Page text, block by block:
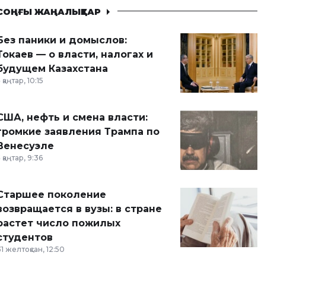
ЖАҢАЛЫҚТАР
паники и домыслов:
— о власти, налогах и
Казахстана
қаңтар, 10:15
нефть и смена власти:
заявления Трампа по
қаңтар, 9:36
поколение
в вузы: в стране
число пожилых
желтоқсан, 12:50